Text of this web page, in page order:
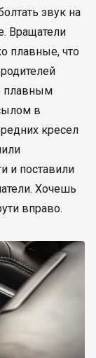
звук на
Вращатели
плавные, что
плавным
в
кресел
и поставили
Хочешь
вправо.